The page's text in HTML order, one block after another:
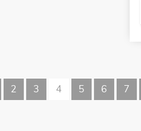
2 3 4 5 6 7